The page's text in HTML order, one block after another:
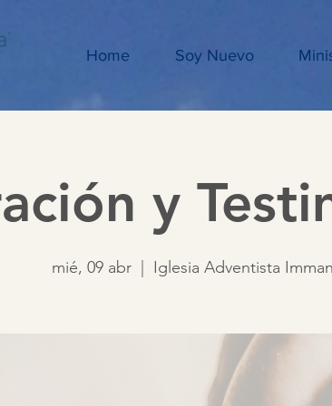
Home Soy Nuevo
y
mié, 09 abr
  |
Iglesia Adventista